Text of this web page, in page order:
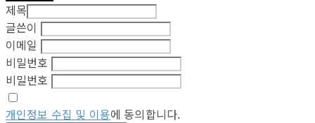
제목
글쓴이
이메일
비밀번호
비밀번호
개인정보 수집 및 이용에 동의합니다.